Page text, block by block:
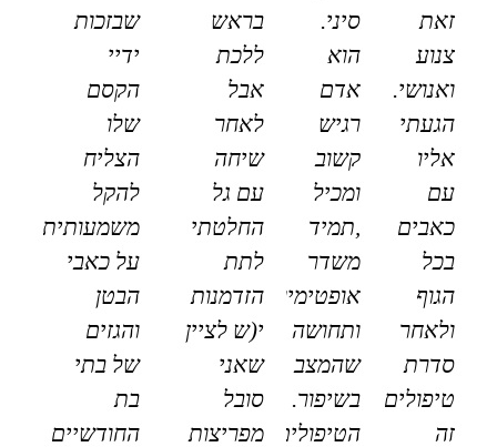
זאת
צנוע
ואנושי.
הגעתי
אליו
עם
כאבים
בכל
הגוף
ולאחר
סדרת
טיפולים
זה
סיני.
הוא
אדם
רגיש
קשוב
ומכיל
,תמיד
משדר
אופטימיות
ותחושה
שהמצב
בשיפור.
הטיפולים
בראש
ללכת
אבל
לאחר
שיחה
עם גל
החלטתי
לתת
הזדמנות
י(ש לציין
שאני
סובל
מפריצות
שבזכות
ידיי
הקסם
שלו
הצליח
להקל
משמעותית
על כאבי
הבטן
והגזים
של בתי
בת
החודשיים